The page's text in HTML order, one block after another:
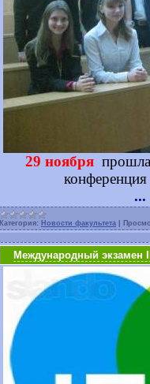
29 ноября прошла
конференция
...
Категория: Новости факультета
Международный экзамен